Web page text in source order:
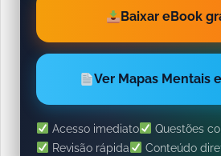
Baixar eBook
Ver Mapas Mentais
Acesso imediato
Questões
Revisão rápida
Conteúdo